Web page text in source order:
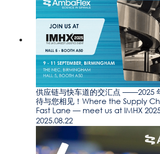
供应链与快车道的交汇点 ——2025
待与您相见！Where the Supply
Fast Lane — meet us at IMHX
2025.08.22